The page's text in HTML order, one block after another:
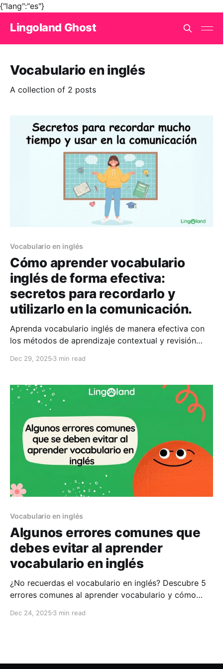
{"lang":"es"}
Lingoland Ghost
Vocabulario en inglés
A collection of 2 posts
Vocabulario en inglés
Cómo aprender vocabulario
inglés de forma efectiva:
secretos para recordarlo y
utilizarlo en la comunicación.
Aprenda vocabulario inglés de manera efectiva con
los métodos de aprendizaje contextual y revisión
palabras por más tiempo y a comunicarse de forma
Dec 29, 2025 3 min read
Vocabulario en inglés
Algunos errores comunes que
debes evitar al aprender
vocabulario en inglés
¿No recuerdas el vocabulario en inglés? Descubre 5
errores comunes al aprender vocabulario y cómo
están aprendiendo el TOEIC.
Dec 24, 2025 3 min read